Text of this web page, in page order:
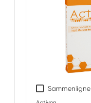
Sammenligne